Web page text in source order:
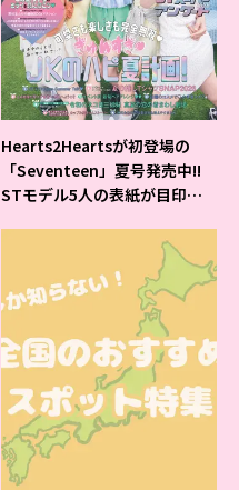
Hearts2Heartsが初登場の
「Seventeen」夏号発売中!!
STモデル5人の表紙が目印だ